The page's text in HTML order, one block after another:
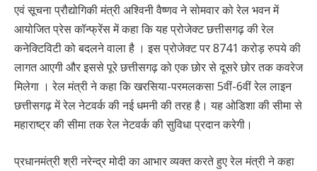
एवं सूचना प्रौद्योगिकी मंत्री अश्विनी वैष्णव ने सोमवार को रेल भवन में
आयोजित प्रेस कॉन्फ्रेंस में कहा कि यह प्रोजेक्ट छत्तीसगढ़ की रेल
कनेक्टिविटी को बदलने वाला है । इस प्रोजेक्ट पर 8741 करोड़ रुपये की
लागत आएगी और इससे पूरे छत्तीसगढ़ को एक छोर से दूसरे छोर तक कवरेज
मिलेगा । रेल मंत्री ने कहा कि खरसिया-परमलकसा 5वीं-6वीं रेल लाइन
छत्तीसगढ़ में रेल नेटवर्क की नई धमनी की तरह है। यह ओडिशा की सीमा से
महाराष्ट्र की सीमा तक रेल नेटवर्क की सुविधा प्रदान करेगी।
प्रधानमंत्री श्री नरेन्द्र मोदी का आभार व्यक्त करते हुए रेल मंत्री ने कहा